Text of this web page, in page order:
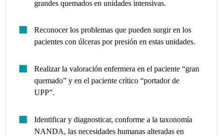
grandes quemados en unidades intensivas.
Reconocer los problemas que pueden surgir en los
pacientes con úlceras por presión en estas unidades.
Realizar la valoración enfermera en el paciente “gran
quemado” y en el paciente crítico “portador de
UPP”.
Identificar y diagnosticar, conforme a la taxonomía
NANDA, las necesidades humanas alteradas en